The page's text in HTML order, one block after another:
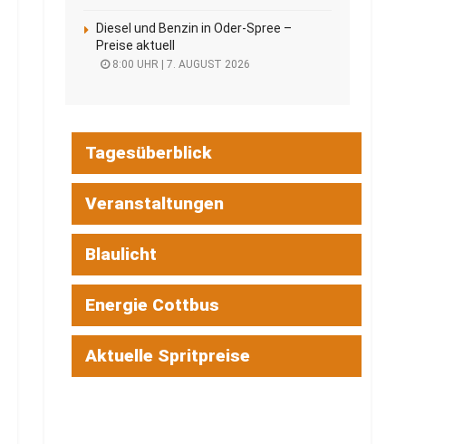
Diesel und Benzin in Oder-Spree –
Preise aktuell
8:00 UHR | 7. AUGUST 2026
Tagesüberblick
Veranstaltungen
Blaulicht
Energie Cottbus
Aktuelle Spritpreise